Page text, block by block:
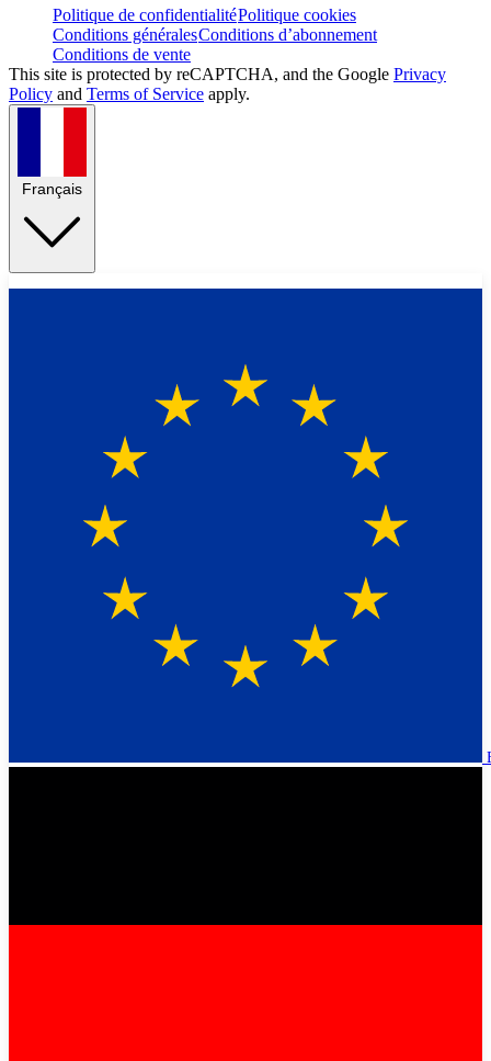
Politique de confidentialitéPolitique cookies
Conditions généralesConditions d’abonnement
Conditions de vente
This site is protected by reCAPTCHA, and the Google Privacy
Policy and Terms of Service apply.
Français